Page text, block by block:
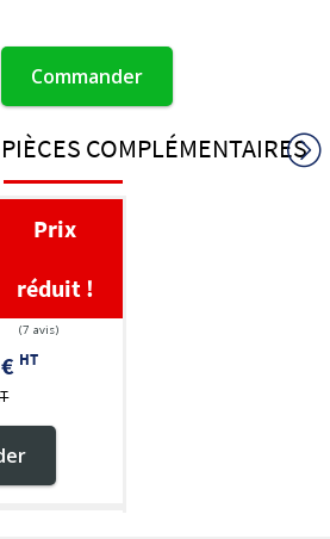
Commander
COMPLÉMENTAIRES
TP multi-
2
HT
Prix
réduit !